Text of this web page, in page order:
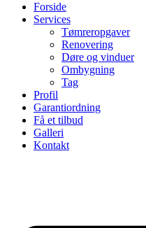
Forside
Services
Tømreropgaver
Renovering
Døre og vinduer
Ombygning
Tag
Profil
Garantiordning
Få et tilbud
Galleri
Kontakt